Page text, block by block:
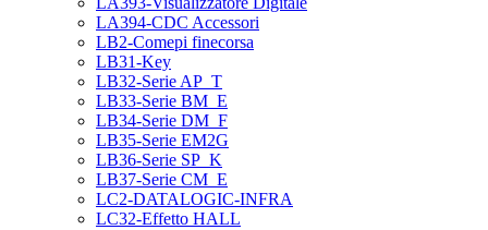
LA394-CDC Accessori
LB2-Comepi finecorsa
LB31-Key
LB32-Serie AP_T
LB33-Serie BM_E
LB34-Serie DM_F
LB35-Serie EM2G
LB36-Serie SP_K
LB37-Serie CM_E
LC2-DATALOGIC-INFRA
LC32-Effetto HALL